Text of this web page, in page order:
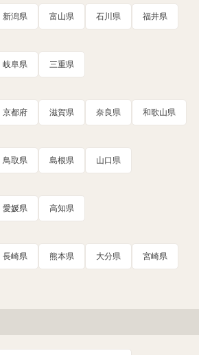
新潟県 富山県 石川県 福井県
岐阜県 三重県
京都府 滋賀県 奈良県 和歌山県
鳥取県 島根県 山口県
愛媛県 高知県
長崎県 熊本県 大分県 宮崎県